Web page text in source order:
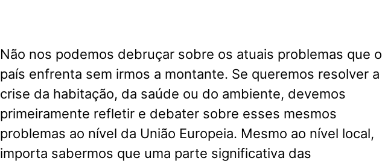
Não nos podemos debruçar sobre os atuais problemas que o
país enfrenta sem irmos a montante. Se queremos resolver a
crise da habitação, da saúde ou do ambiente, devemos
primeiramente refletir e debater sobre esses mesmos
problemas ao nível da União Europeia. Mesmo ao nível local,
importa sabermos que uma parte significativa das